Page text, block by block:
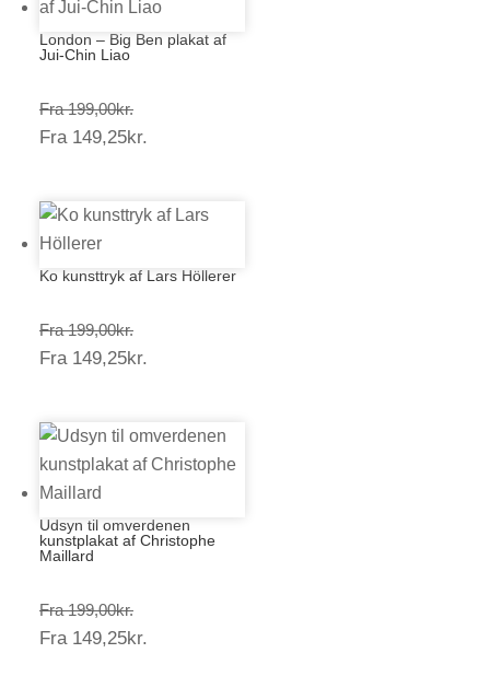
London – Big Ben plakat af
Jui-Chin Liao
Fra 199,00kr.Prisinterval:
199,00kr.
Fra 149,25kr.
Ko kunsttryk af Lars Höllerer
Fra 199,00kr.Prisinterval:
199,00kr.
Fra 149,25kr.
Udsyn til omverdenen
kunstplakat af Christophe
Maillard
Fra 199,00kr.Prisinterval:
199,00kr.
Fra 149,25kr.